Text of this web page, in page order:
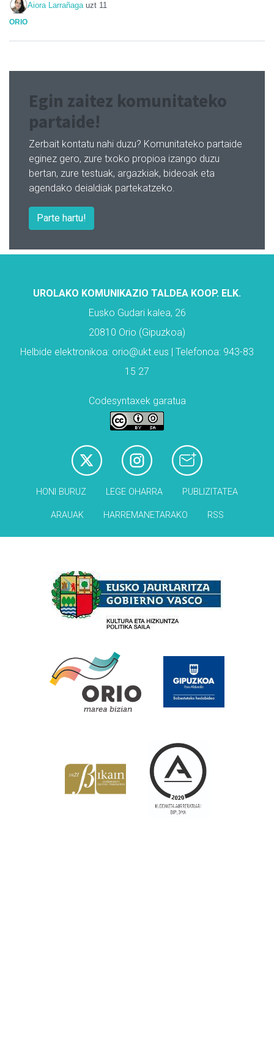
Aiora Larrañaga uzt 11
ORIO
Egin zaitez komunitateko
partaide!
Zerbait kontatu nahi duzu? Komunitateko partaide
eginez gero, zure txoko propioa izango duzu
bertan, zure testuak, argazkiak, bideoak eta
agendako deialdiak partekatzeko.
Parte hartu!
UROLAKO KOMUNIKAZIO TALDEA KOOP. ELK.
Eusko Gudari kalea, 26
20810 Orio (Gipuzkoa)
Helbide elektronikoa: orio@ukt.eus | Telefonoa: 943-83
15 27
Codesyntaxek garatua
HONI BURUZ LEGE OHARRA PUBLIZITATEA
ARAUAK HARREMANETARAKO RSS